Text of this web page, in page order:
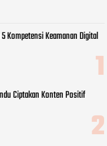
Kompetensi Keamanan Digital
Ciptakan Konten Positif